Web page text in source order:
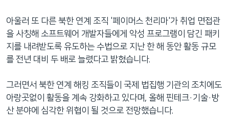
아울러 또 다른 북한 연계 조직 '페이머스 천리마'가 취업 면접관
을 사칭해 소프트웨어 개발자들에게 악성 프로그램이 담긴 패키
지를 내려받도록 유도하는 수법으로 지난 한 해 동안 활동 규모
를 전년 대비 두 배로 늘렸다고 밝혔습니다.
그러면서 북한 연계 해킹 조직들이 국제 법집행 기관의 조치에도
아랑곳없이 활동을 계속 강화하고 있다며, 올해 핀테크·기술·방
산 분야에 심각한 위협이 될 것으로 전망했습니다.